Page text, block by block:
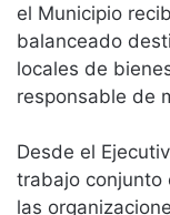
el Municipio
balanceado
locales de
responsable de
Desde el
trabajo conjunto
las